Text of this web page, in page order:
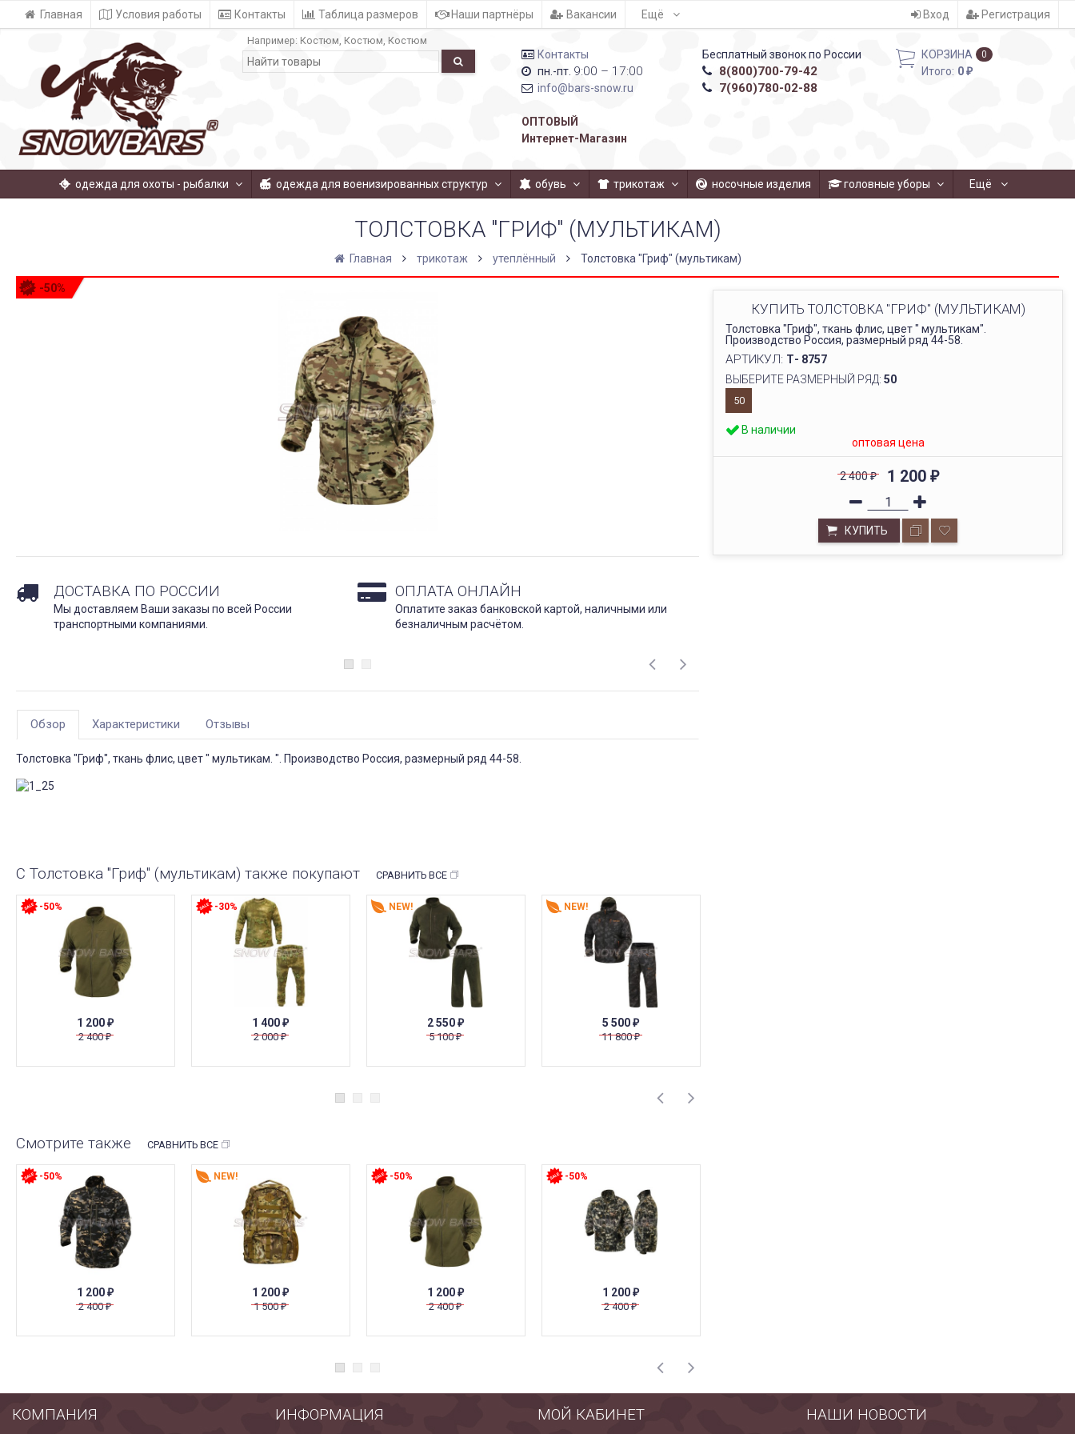
Главная Условия работы Контакты Таблица размеров Наши партнёры Вакансии Ещё Вход Регистрация
Например: Костюм Костюм Костюм
Контакты
пн.-пт. 9:00 – 17:00
info@bars-snow.ru
ОПТОВЫЙ
Интернет-Магазин
Бесплатный звонок по России
8(800)700-79-42
7(960)780-02-88
КОРЗИНА 0
Итого: 0₽
одежда для охоты - рыбалки одежда для военизированных структур обувь трикотаж носочные изделия головные уборы Ещё
ТОЛСТОВКА "ГРИФ" (МУЛЬТИКАМ)
Главная трикотаж утеплённый Толстовка "Гриф" (мультикам)
-50%
КУПИТЬ ТОЛСТОВКА "ГРИФ" (МУЛЬТИКАМ)
Толстовка "Гриф", ткань флис, цвет " мультикам".
Производство Россия, размерный ряд 44-58.
АРТИКУЛ: Т- 8757
ВЫБЕРИТЕ РАЗМЕРНЫЙ РЯД: 50
50
В наличии
оптовая цена
2 400₽ 1 200 ₽
КУПИТЬ
ДОСТАВКА ПО РОССИИ
Мы доставляем Ваши заказы по всей России
транспортными компаниями.
ОПЛАТА ОНЛАЙН
Оплатите заказ банковской картой, наличными или
безналичным расчётом.
Обзор Характеристики Отзывы
Толстовка "Гриф", ткань флис, цвет " мультикам. ". Производство Россия, размерный ряд 44-58.
С Толстовка "Гриф" (мультикам) также покупают СРАВНИТЬ ВСЕ
1 200 ₽
2 400₽
-50%
1 400 ₽
2 000₽
-30%
2 550 ₽
5 100₽
NEW!
5 500 ₽
11 800₽
NEW!
Смотрите также СРАВНИТЬ ВСЕ
1 200 ₽
2 400₽
-50%
1 200 ₽
1 500₽
NEW!
1 200 ₽
2 400₽
-50%
1 200 ₽
2 400₽
-50%
КОМПАНИЯ ИНФОРМАЦИЯ МОЙ КАБИНЕТ НАШИ НОВОСТИ